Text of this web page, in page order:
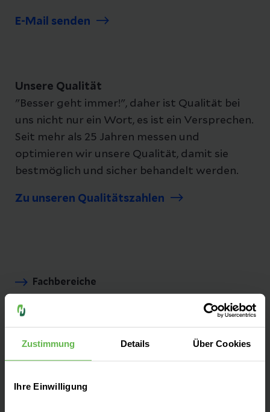
Zustimmung Details Über Cookies
Ihre Einwilligung
E-Mail senden
Unsere Qualität
"Besser geht immer!", daher ist Qualität bei
uns nicht nur ein Wort, es ist ein Versprechen.
Seit mehr als 25 Jahren messen und
optimieren wir unsere Qualität, damit sie
bestmöglich und sicher behandelt werden.
Zu unseren Qualitätszahlen
Fachbereiche
Unsere Zentren